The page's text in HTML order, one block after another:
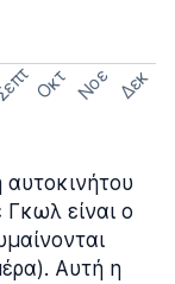
Οκτ Νοε Δεκ
αυτοκινήτου
Γκωλ είναι ο
Αυτή η